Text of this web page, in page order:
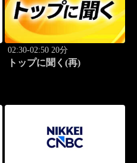
02:30-02:50 20分
トップに聞く(再)